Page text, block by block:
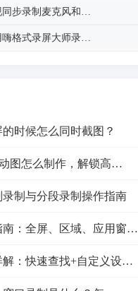
步录制麦克风和…
嗨格式录屏大师录…
时候怎么同时截图？
图怎么制作，解锁高…
制与分段录制操作指南
南：全屏、区域、应用窗…
解：快速查找+自定义设…